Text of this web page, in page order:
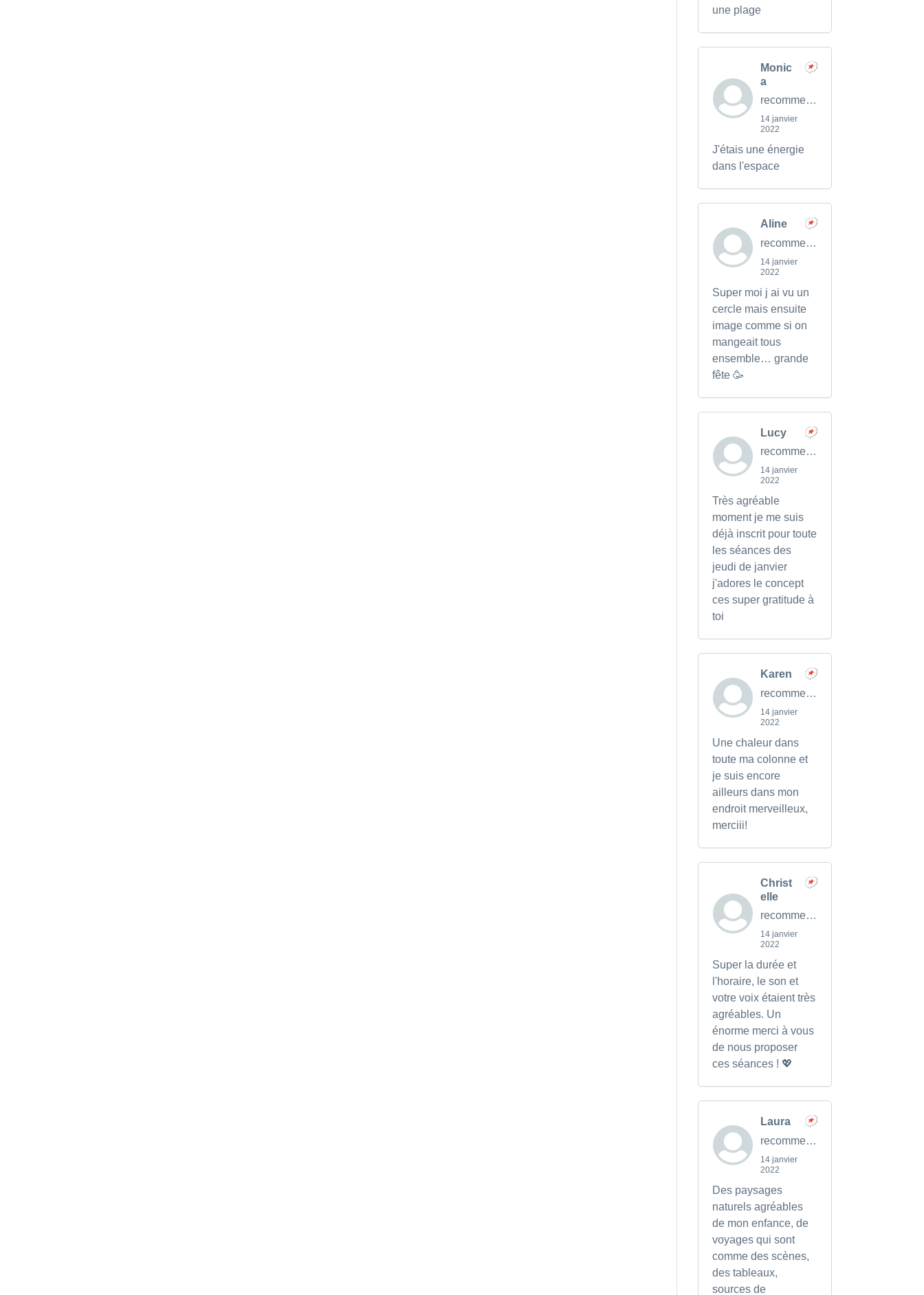
une plage
Monic
a
recommends
14 janvier
2022
J'étais une énergie
dans l'espace
Aline
recommends
14 janvier
2022
Super moi j ai vu un
cercle mais ensuite
image comme si on
mangeait tous
ensemble… grande
fête 🥳
Lucy
recommends
14 janvier
2022
Très agréable
moment je me suis
déjà inscrit pour toute
les séances des
jeudi de janvier
j'adores le concept
ces super gratitude à
toi
Karen
recommends
14 janvier
2022
Une chaleur dans
toute ma colonne et
je suis encore
ailleurs dans mon
endroit merveilleux,
merciii!
Christ
elle
recommends
14 janvier
2022
Super la durée et
l'horaire, le son et
votre voix étaient très
agréables. Un
énorme merci à vous
de nous proposer
ces séances ! 💖
Laura
recommends
14 janvier
2022
Des paysages
naturels agréables
de mon enfance, de
voyages qui sont
comme des scènes,
des tableaux,
sources de